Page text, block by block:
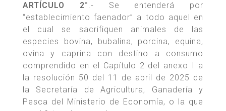
ARTÍCULO 2°.- Se entenderá por
“establecimiento faenador” a todo aquel en
el cual se sacrifiquen animales de las
especies bovina, bubalina, porcina, equina,
ovina y caprina con destino a consumo
comprendido en el Capítulo 2 del anexo I a
la resolución 50 del 11 de abril de 2025 de
la Secretaría de Agricultura, Ganadería y
Pesca del Ministerio de Economía, o la que